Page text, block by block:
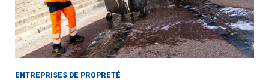
ENTREPRISES DE PROPRETÉ